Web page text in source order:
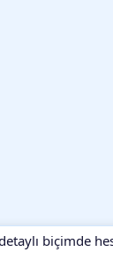
biçimde